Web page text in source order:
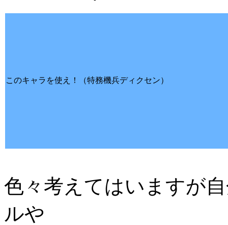
このキャラを使え！（特務機兵ディクセン）
色々考えてはいますが
ルや